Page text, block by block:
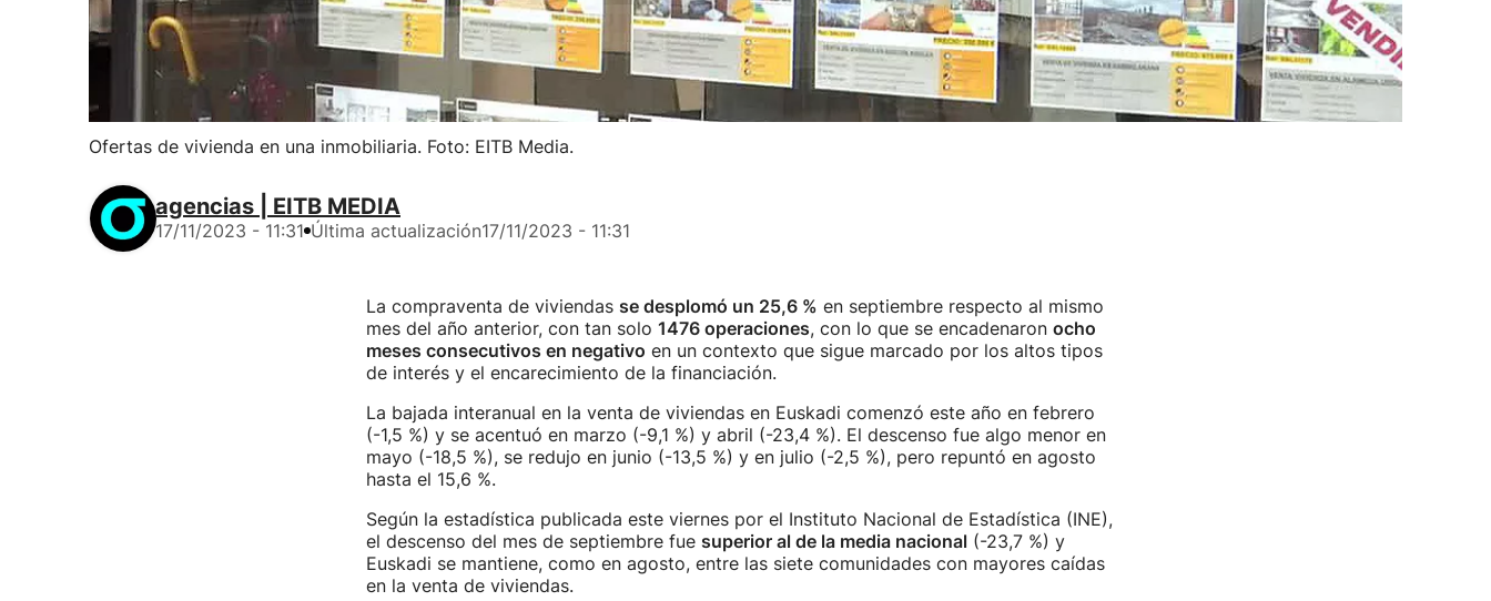
Ofertas de vivienda en una inmobiliaria. Foto: EITB Media.
agencias | EITB MEDIA
17/11/2023 - 11:31 Última actualización17/11/2023 - 11:31
La compraventa de viviendas se desplomó un 25,6 % en septiembre respecto al mismo
mes del año anterior, con tan solo 1476 operaciones, con lo que se encadenaron ocho
meses consecutivos en negativo en un contexto que sigue marcado por los altos tipos
de interés y el encarecimiento de la financiación.
La bajada interanual en la venta de viviendas en Euskadi comenzó este año en febrero
(-1,5 %) y se acentuó en marzo (-9,1 %) y abril (-23,4 %). El descenso fue algo menor en
mayo (-18,5 %), se redujo en junio (-13,5 %) y en julio (-2,5 %), pero repuntó en agosto
hasta el 15,6 %.
Según la estadística publicada este viernes por el Instituto Nacional de Estadística (INE),
el descenso del mes de septiembre fue superior al de la media nacional(-23,7 %) y
Euskadi se mantiene, como en agosto, entre las siete comunidades con mayores caídas
en la venta de viviendas.